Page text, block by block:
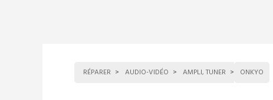
RÉPARER AUDIO-VIDÉO AMPLI, TUNER ONKYO